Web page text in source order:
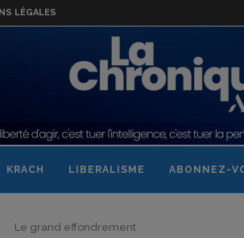
LÉGALES
KRACH LIBERALISME ABONNEZ-
Le grand effondrement